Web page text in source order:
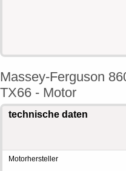
Massey-Ferguson
TX66 - Motor
technische daten
Motorhersteller